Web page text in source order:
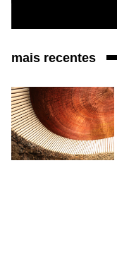
mais recentes